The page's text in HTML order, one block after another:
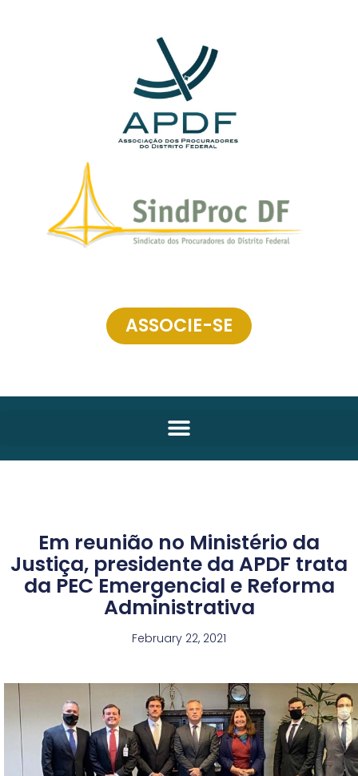
ASSOCIE-SE
Em reunião no Ministério da
Justiça, presidente da APDF trata
da PEC Emergencial e Reforma
Administrativa
February 22, 2021